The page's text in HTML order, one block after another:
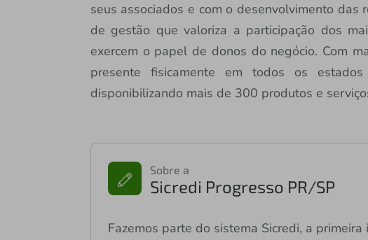
seus associados e com o desenvolvimento das
de gestão que valoriza a participação dos
exercem o papel de donos do negócio. Com
presente fisicamente em todos os
disponibilizando mais de 300 produtos e
Sobre a
Sicredi Progresso PR/SP
Fazemos parte do sistema Sicredi, a